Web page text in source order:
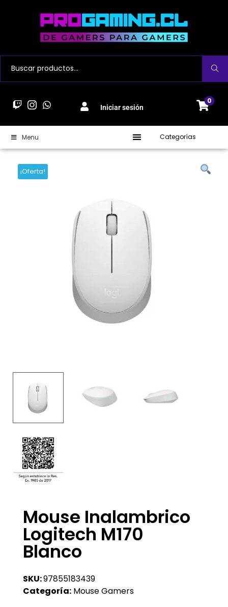
Buscar
Iniciar sesión
0
Menu Categorías
¡Oferta!
Mouse Inalambrico
Logitech M170
Blanco
SKU:97855183439
Categoría: Mouse Gamers